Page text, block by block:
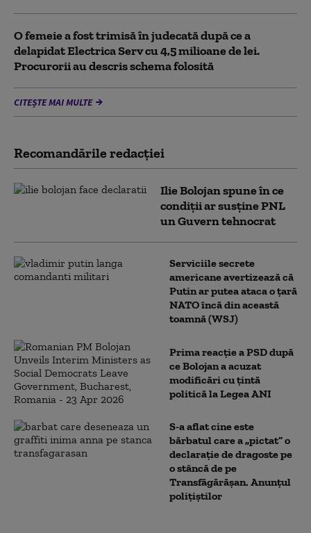
O femeie a fost trimisă în judecată după ce a
delapidat Electrica Serv cu 4,5 milioane de lei.
Procurorii au descris schema folosită
CITEȘTE MAI MULTE
Recomandările redacţiei
Ilie Bolojan spune în ce
condiții ar susține PNL
un Guvern tehnocrat
Serviciile secrete
americane avertizează că
Putin ar putea ataca o țară
NATO încă din această
toamnă (WSJ)
Prima reacție a PSD după
ce Bolojan a acuzat
modificări cu țintă
politică la Legea ANI
S-a aflat cine este
bărbatul care a „pictat” o
declarație de dragoste pe
o stâncă de pe
Transfăgărășan. Anunțul
polițiștilor